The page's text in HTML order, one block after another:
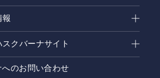
クバーナサイト
のお問い合わせ